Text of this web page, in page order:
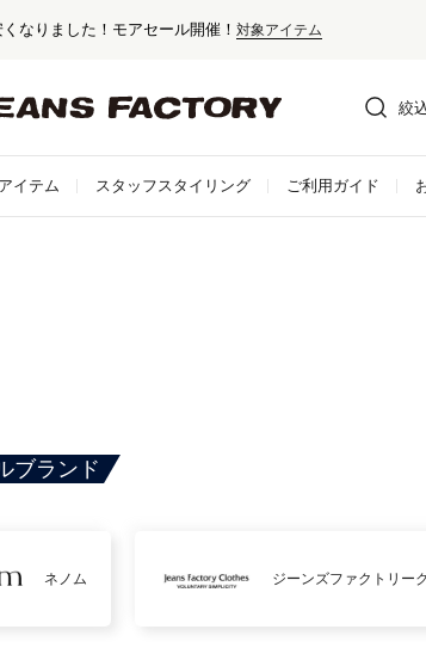
で送料無料！
報をゲット。さらに詳しく
絞
イテム スタッフスタイリング ご利用ガイド
ブランド
ネノム ジーンズファクトリー